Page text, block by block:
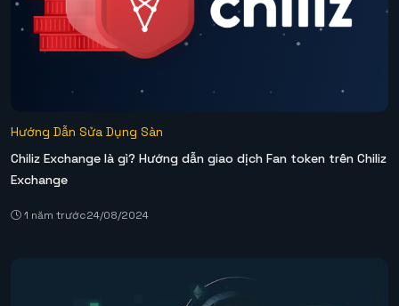
Hướng Dẫn Sửa Dụng Sàn
Chiliz Exchange là gì? Hướng dẫn giao dịch Fan token trên Chiliz
Exchange
1 năm trước24/08/2024